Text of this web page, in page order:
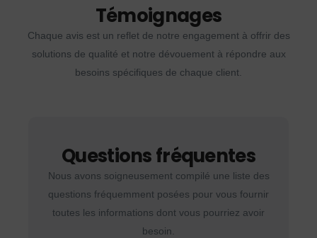
Témoignages
Chaque avis est un reflet de notre engagement à offrir des
solutions de qualité et notre dévouement à répondre aux
besoins spécifiques de chaque client.
Questions fréquentes
Nous avons soigneusement compilé une liste des
questions fréquemment posées pour vous fournir
toutes les informations dont vous pourriez avoir
besoin.